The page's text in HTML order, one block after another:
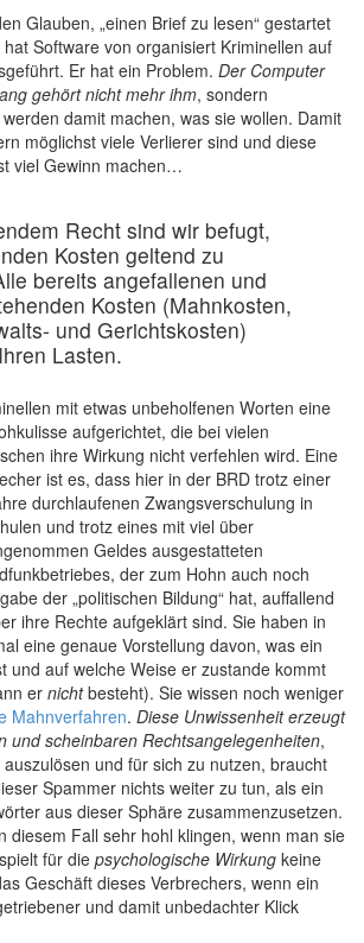
Glauben, „einen Brief zu lesen“ gestartet
Software von organisiert Kriminellen auf
Er hat ein Problem. Der Computer
gehört nicht mehr ihm, sondern
damit machen, was sie wollen. Damit
möglichst viele Verlierer sind und diese
viel Gewinn machen…
Recht sind wir befugt,
Kosten geltend zu
bereits angefallenen und
Kosten (Mahnkosten,
und Gerichtskosten)
Lasten.
mit etwas unbeholfenen Worten eine
aufgerichtet, die bei vielen
ihre Wirkung nicht verfehlen wird. Eine
ist es, dass hier in der BRD trotz einer
durchlaufenen Zwangsverschulung in
und trotz eines mit viel über
Geldes ausgestatteten
der zum Hohn auch noch
der „politischen Bildung“ hat, auffallend
ihre Rechte aufgeklärt sind. Sie haben in
eine genaue Vorstellung davon, was ein
und auf welche Weise er zustande kommt
er nichtbesteht). Sie wissen noch weniger
Mahnverfahren. Diese Unwissenheit erzeugt
und scheinbaren Rechtsangelegenheiten,
und für sich zu nutzen, braucht
Spammer nichts weiter zu tun, als ein
aus dieser Sphäre zusammenzusetzen.
diesem Fall sehr hohl klingen, wenn man sie
für die psychologische Wirkung keine
Geschäft dieses Verbrechers, wenn ein
und damit unbedachter Klick